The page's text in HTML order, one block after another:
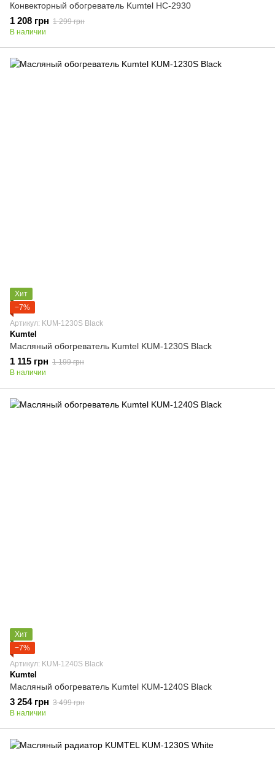
Конвекторный обогреватель Kumtel HC-2930
1 208 грн 1 299 грн
В наличии
Хит
−7%
Артикул: KUM-1230S Black
Kumtel
Масляный обогреватель Kumtel KUM-1230S Black
1 115 грн 1 199 грн
В наличии
Хит
−7%
Артикул: KUM-1240S Black
Kumtel
Масляный обогреватель Kumtel KUM-1240S Black
3 254 грн 3 499 грн
В наличии